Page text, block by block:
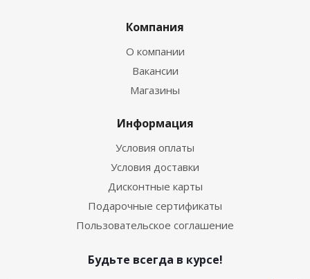
Компания
О компании
Вакансии
Магазины
Информация
Условия оплаты
Условия доставки
Дисконтные карты
Подарочные сертификаты
Пользовательское соглашение
Будьте всегда в курсе!